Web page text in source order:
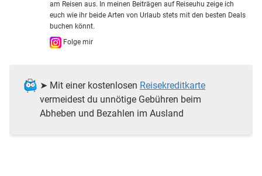
am Reisen aus. In meinen Beiträgen auf Reiseuhu zeige ich
euch wie ihr beide Arten von Urlaub stets mit den besten Deals
buchen könnt.
Folge mir
➤ Mit einer kostenlosen Reisekreditkarte
vermeidest du unnötige Gebühren beim
Abheben und Bezahlen im Ausland